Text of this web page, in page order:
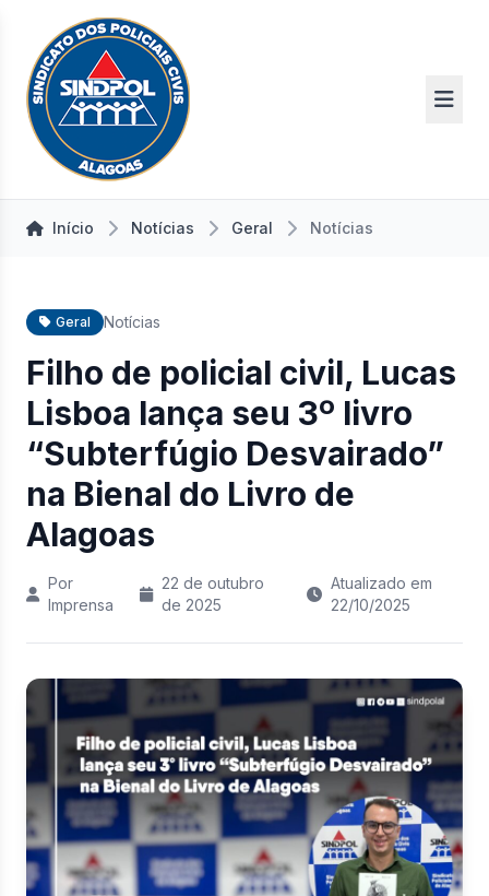
Início Notícias Geral Notícias
Geral Notícias
Filho de policial civil, Lucas
Lisboa lança seu 3º livro
“Subterfúgio Desvairado”
na Bienal do Livro de
Alagoas
Por
Imprensa
22 de outubro
de 2025
Atualizado em
22/10/2025